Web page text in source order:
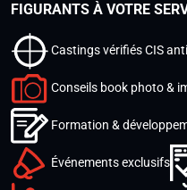
FIGURANTS À VOTRE
Castings vérifiés CIS
Conseils book photo &
Formation &
Événements exclusifs